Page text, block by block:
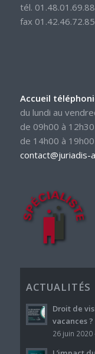
tél. 01.48.01.69.88
fax 01.42.46.72.85
Accueil
du lundi au
de 09h00 à
de 14h00 à 19h00
contact@juriadis-
ACTUALITÉS
Droit de
vacances ?
26 juin 2020